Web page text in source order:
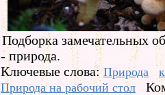
Подборка замечательных
- природа.
Ключевые слова:Природа
Природа на рабочий стол